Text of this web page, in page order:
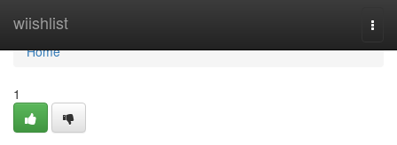
wiishlist
Home
Home
1